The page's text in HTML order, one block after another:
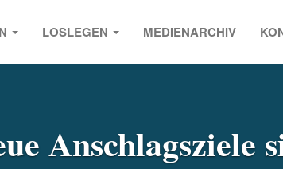
LOSLEGEN MEDIENARCHIV
Anschlagsziele